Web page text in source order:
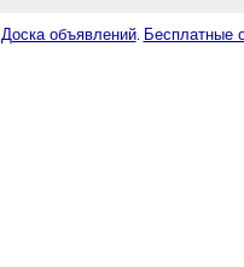
Доска объявлений. Бесплатные